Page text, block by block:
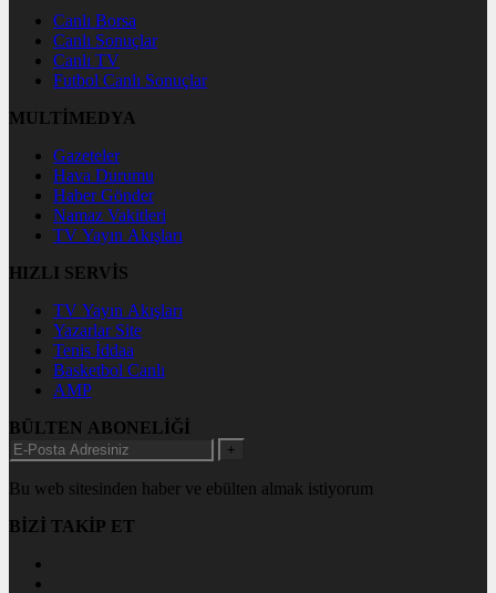
Canlı Borsa
Canlı Sonuçlar
Canlı TV
Futbol Canlı Sonuçlar
MULTİMEDYA
Gazeteler
Hava Durumu
Haber Gönder
Namaz Vakitleri
TV Yayın Akışları
HIZLI SERVİS
TV Yayın Akışları
Yazarlar Site
Tenis İddaa
Basketbol Canlı
AMP
BÜLTEN ABONELİĞİ
+
Bu web sitesinden haber ve ebülten almak istiyorum
BİZİ TAKİP ET